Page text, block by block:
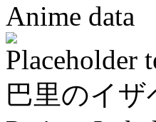
Anime data
Placeholder
巴里のイザ